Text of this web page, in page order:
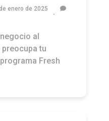
enero de 2025
al
tu
Fresh